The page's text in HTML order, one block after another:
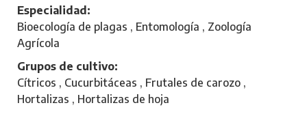
C
a
e
l
m
Especialidad
Bioecología de plagas , Entomología , Zoología
Agrícola
Grupos de cultivo
Cítricos , Cucurbitáceas , Frutales de carozo ,
Hortalizas , Hortalizas de hoja